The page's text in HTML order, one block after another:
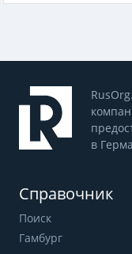
в
Справочник
Поиск
Гамбург